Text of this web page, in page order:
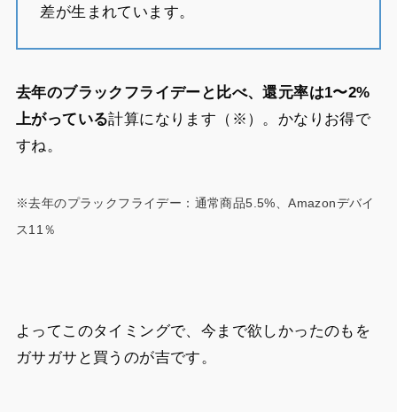
差が生まれています。
去年のブラックフライデーと比べ、還元率は1〜2%
上がっている計算になります（※）。かなりお得で
すね。
※去年のプラックフライデー：通常商品5.5%、Amazonデバイ
ス11％
よってこのタイミングで、今まで欲しかったのもを
ガサガサと買うのが吉です。